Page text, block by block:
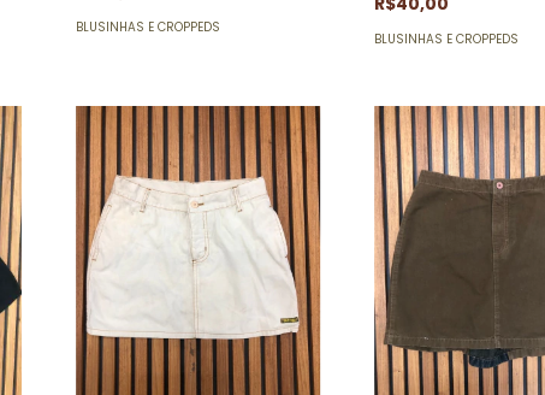
BLUSINHAS E CROPPEDS
BLUSINHAS E CROPPEDS